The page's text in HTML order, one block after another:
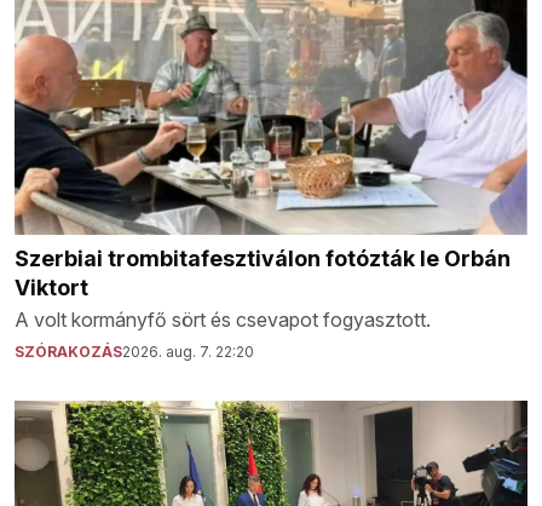
Szerbiai trombitafesztiválon fotózták le Orbán
Viktort
A volt kormányfő sört és csevapot fogyasztott.
SZÓRAKOZÁS2026. aug. 7. 22:20